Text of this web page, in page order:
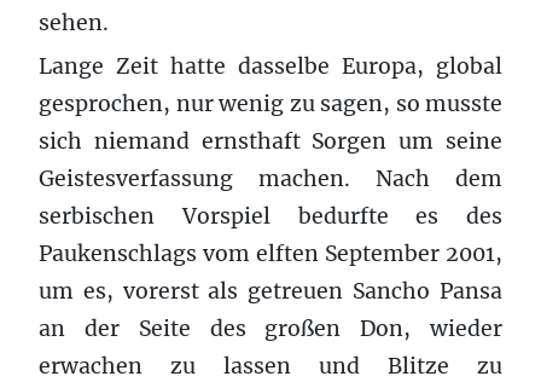
sehen.
Lange Zeit hatte dasselbe Europa, global
gesprochen, nur wenig zu sagen, so musste
sich niemand ernsthaft Sorgen um seine
Geistesverfassung machen. Nach dem
serbischen Vorspiel bedurfte es des
Paukenschlags vom elften September 2001,
um es, vorerst als getreuen Sancho Pansa
an der Seite des großen Don, wieder
erwachen zu lassen und Blitze zu